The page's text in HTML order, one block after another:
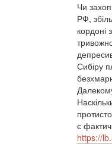
Чи
РФ,
кордоні
Сибіру
є
https://